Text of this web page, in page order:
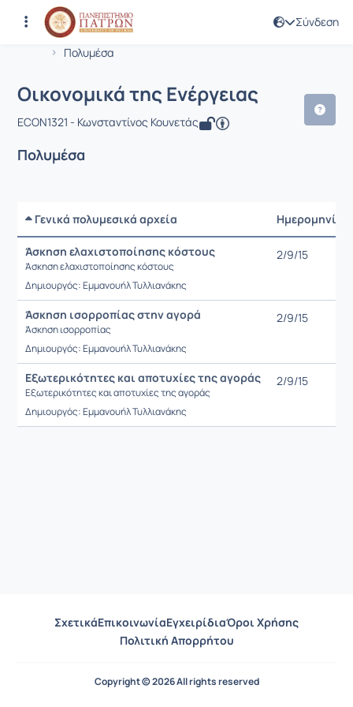
Σύνδεση
Αρχική Σελίδα
Πολυμέσα
Μάθημα : Οικονομικά της Ενέργειας
Κωδικός : ECON1321
Οικονομικά της Ενέργειας
ECON1321 - Κωνσταντίνος Κουνετάς
Πολυμέσα
Γενικά πολυμεσικά αρχεία Ημερομηνία
Άσκηση ελαχιστοποίησης κόστους
Άσκηση ελαχιστοποίησης κόστους
Δημιουργός: Εμμανουήλ Τυλλιανάκης
2/9/15
Άσκηση ισορροπίας στην αγορά
Άσκηση ισορροπίας
Δημιουργός: Εμμανουήλ Τυλλιανάκης
2/9/15
Εξωτερικότητες και αποτυχίες της αγοράς
Εξωτερικότητες και αποτυχίες της αγοράς
Δημιουργός: Εμμανουήλ Τυλλιανάκης
2/9/15
ΣχετικάΕπικοινωνίαΕγχειρίδιαΌροι Χρήσης
Πολιτική Απορρήτου
Copyright © 2026 All rights reserved